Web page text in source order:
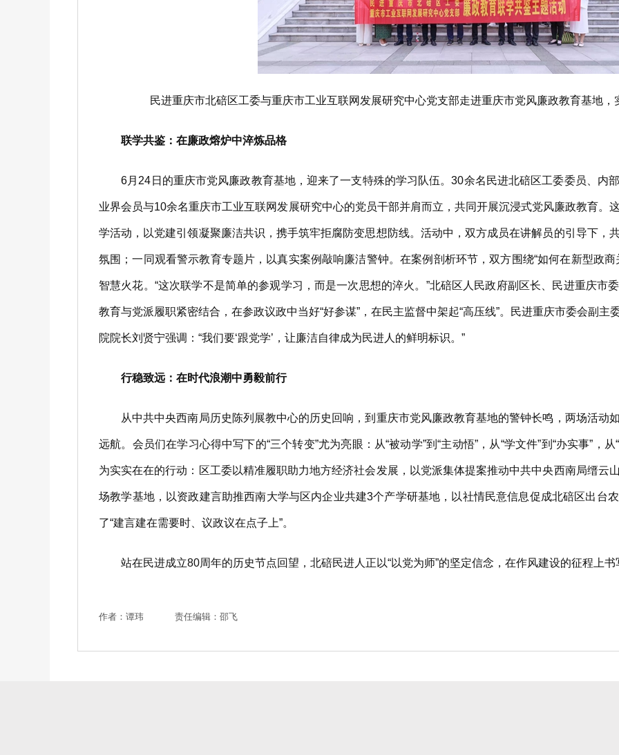
民进重庆市北碚区工委与重庆市工业互联网发展研究中心党支部走进重庆市党风廉政教育基地
联学共鉴：在廉政熔炉中淬炼品格
6月24日的重庆市党风廉政教育基地，迎来了一支特殊的学习队伍。30余名民进北碚区工委委员、内
业界会员与10余名重庆市工业互联网发展研究中心的党员干部并肩而立，共同开展沉浸式党风廉政教育。
学活动，以党建引领凝聚廉洁共识，携手筑牢拒腐防变思想防线。活动中，双方成员在讲解员的引导下，
氛围；一同观看警示教育专题片，以真实案例敲响廉洁警钟。在案例剖析环节，双方围绕“如何在新型政
智慧火花。“这次联学不是简单的参观学习，而是一次思想的淬火。”北碚区人民政府副区长、民进重庆市
教育与党派履职紧密结合，在参政议政中当好“好参谋”，在民主监督中架起“高压线”。民进重庆市委会副
院院长刘贤宁强调：“我们要‘跟党学’，让廉洁自律成为民进人的鲜明标识。”
行稳致远：在时代浪潮中勇毅前行
从中共中央西南局历史陈列展教中心的历史回响，到重庆市党风廉政教育基地的警钟长鸣，两场活动
远航。会员们在学习心得中写下的“三个转变”尤为亮眼：从“被动学”到“主动悟”，从“学文件”到“办实事”，
为实实在在的行动：区工委以精准履职助力地方经济社会发展，以党派集体提案推动中共中央西南局缙云
场教学基地，以资政建言助推西南大学与区内企业共建3个产学研基地，以社情民意信息促成北碚区出台
了“建言建在需要时、议政议在点子上”。
站在民进成立80周年的历史节点回望，北碚民进人正以“以党为师”的坚定信念，在作风建设的征程上书
作者：谭玮 责任编辑：邵飞